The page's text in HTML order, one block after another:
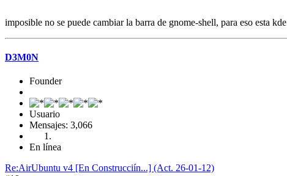
imposible no se puede cambiar la barra de gnome-shell, para eso esta kde
D3M0N
Founder
Usuario
Mensajes: 3,066
En línea
Re:AirUbuntu v4 [En Construcciín...] (Act. 26-01-12)